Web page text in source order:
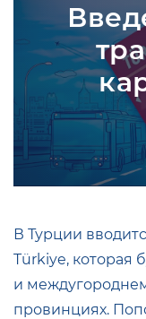
В Турции
Türkiye, которая
и
провинциях.